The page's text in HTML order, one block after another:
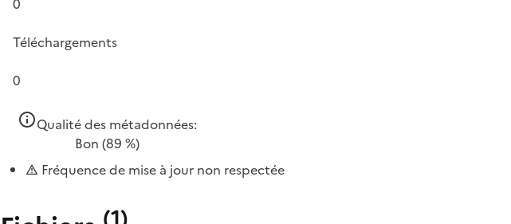
0
Téléchargements
0
Qualité des métadonnées:
Bon (89 %)
Fréquence de mise à jour non respectée